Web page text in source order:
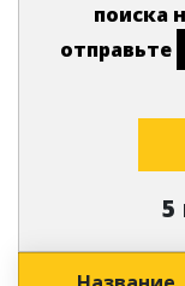
поиска
отправьте
5